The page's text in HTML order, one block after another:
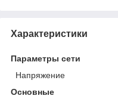
Характеристики
Параметры сети
Напряжение
Основные